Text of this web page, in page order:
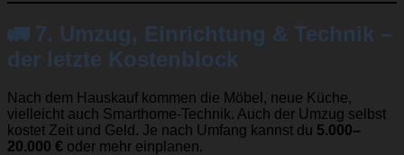
🚛 7. Umzug, Einrichtung & Technik –
der letzte Kostenblock
Nach dem Hauskauf kommen die Möbel, neue Küche,
vielleicht auch Smarthome-Technik. Auch der Umzug selbst
kostet Zeit und Geld. Je nach Umfang kannst du 5.000–
20.000 € oder mehr einplanen.